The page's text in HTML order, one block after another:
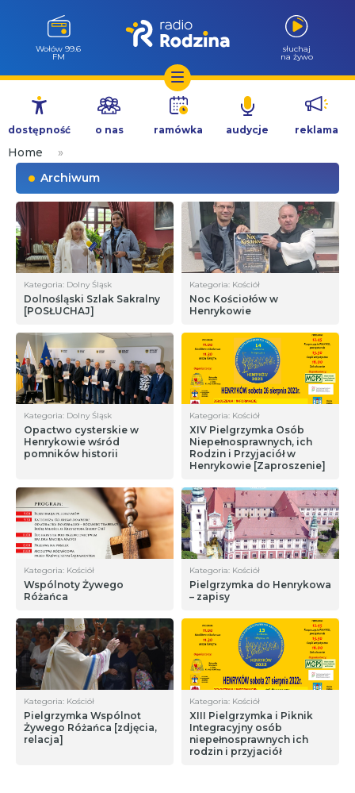
Przejdź
treści
Wołów 99.6
FM
słuchaj
na żywo
dostępność o nas ramówka audycje reklama
Home
»
Archiwum
Kategoria: Dolny Śląsk
Dolnośląski Szlak Sakralny
[POSŁUCHAJ]
Kategoria: Kościół
Noc Kościołów w
Henrykowie
Kategoria: Dolny Śląsk
Opactwo cysterskie w
Henrykowie wśród
pomników historii
Kategoria: Kościół
XIV Pielgrzymka Osób
Niepełnosprawnych, ich
Rodzin i Przyjaciół w
Henrykowie [Zaproszenie]
Kategoria: Kościół
Wspólnoty Żywego
Różańca
Kategoria: Kościół
Pielgrzymka do Henrykowa
– zapisy
Kategoria: Kościół
Pielgrzymka Wspólnot
Żywego Różańca [zdjęcia,
relacja]
Kategoria: Kościół
XIII Pielgrzymka i Piknik
Integracyjny osób
niepełnosprawnych ich
rodzin i przyjaciół